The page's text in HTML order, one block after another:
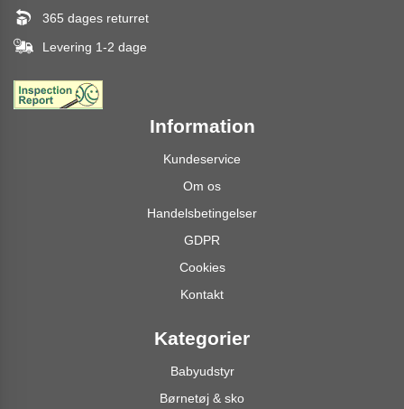
365 dages returret
Levering 1-2 dage
Information
Kundeservice
Om os
Handelsbetingelser
GDPR
Cookies
Kontakt
Kategorier
Babyudstyr
Børnetøj & sko